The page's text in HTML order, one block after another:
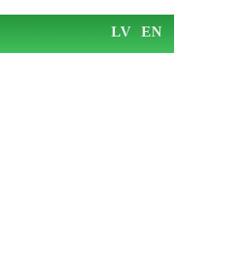
LV EN